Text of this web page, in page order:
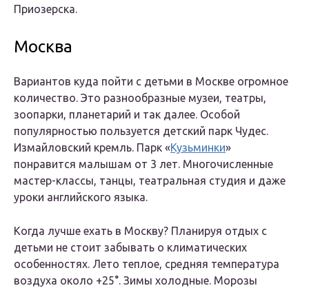
Приозерска.
Москва
Вариантов куда пойти с детьми в Москве огромное
количество. Это разнообразные музеи, театры,
зоопарки, планетарий и так далее. Особой
популярностью пользуется детский парк Чудес.
Измайловский кремль. Парк «Кузьминки»
понравится малышам от 3 лет. Многочисленные
мастер-классы, танцы, театральная студия и даже
уроки английского языка.
Когда лучше ехать в Москву? Планируя отдых с
детьми не стоит забывать о климатических
особенностях. Лето теплое, средняя температура
воздуха около +25°. Зимы холодные. Морозы